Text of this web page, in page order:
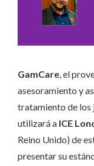
GamCare, el
asesoramiento y
tratamiento de los
utilizará a ICE
Reino Unido) de
presentar su